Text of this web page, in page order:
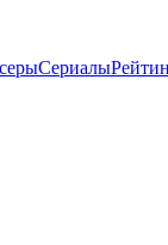
Сериалы